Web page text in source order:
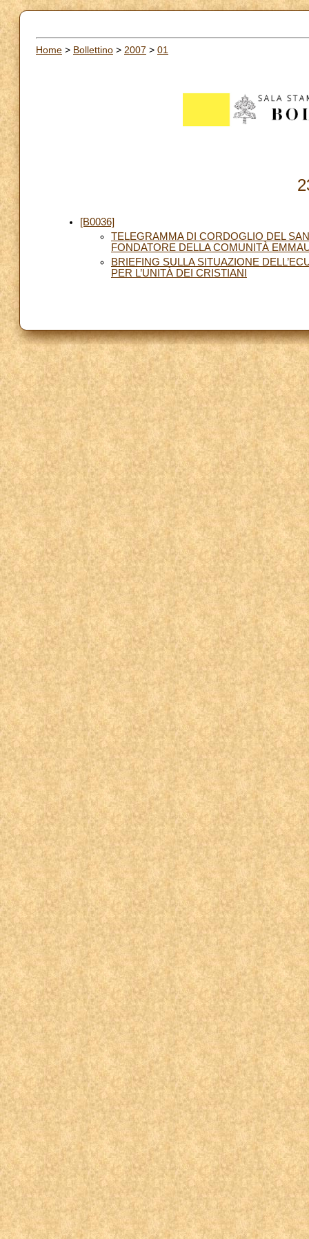
Home > Bollettino > 2007 > 01
[B0036]
TELEGRAMMA DI CORDOGLIO DEL
FONDATORE DELLA COMUNITÀ
BRIEFING SULLA SITUAZIONE
PER L’UNITÀ DEI CRISTIANI